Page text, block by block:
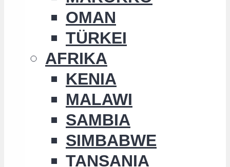
OMAN
TÜRKEI
AFRIKA
KENIA
MALAWI
SAMBIA
SIMBABWE
TANSANIA